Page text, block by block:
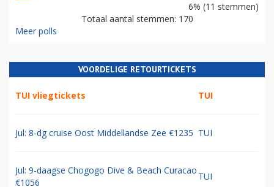
6% (11 stemmen)
Totaal aantal stemmen: 170
Meer polls
VOORDELIGE RETOURTICKETS
TUI vliegtickets TUI
Jul: 8-dg cruise Oost Middellandse Zee €1235 TUI
Jul: 9-daagse Chogogo Dive & Beach Curacao
€1056
TUI